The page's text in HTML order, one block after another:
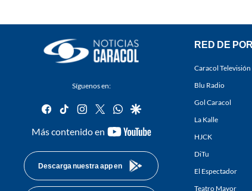
Síguenos en:
facebook
tiktok instagram
twitterwhatsapp
google
Más contenido en
youtube-
Descarga nuestra app en
RED DE
Caracol Televisión
Blu Radio
Gol Caracol
La Kalle
HJCK
DiTu
El Espectador
Teatro Mayor